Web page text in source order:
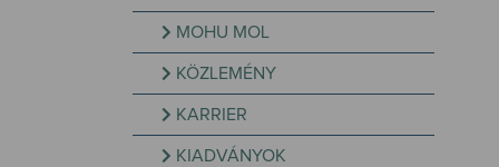
MOHU MOL
KÖZLEMÉNY
KARRIER
KIADVÁNYOK